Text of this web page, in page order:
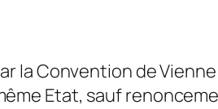
la Convention de
Etat, sauf